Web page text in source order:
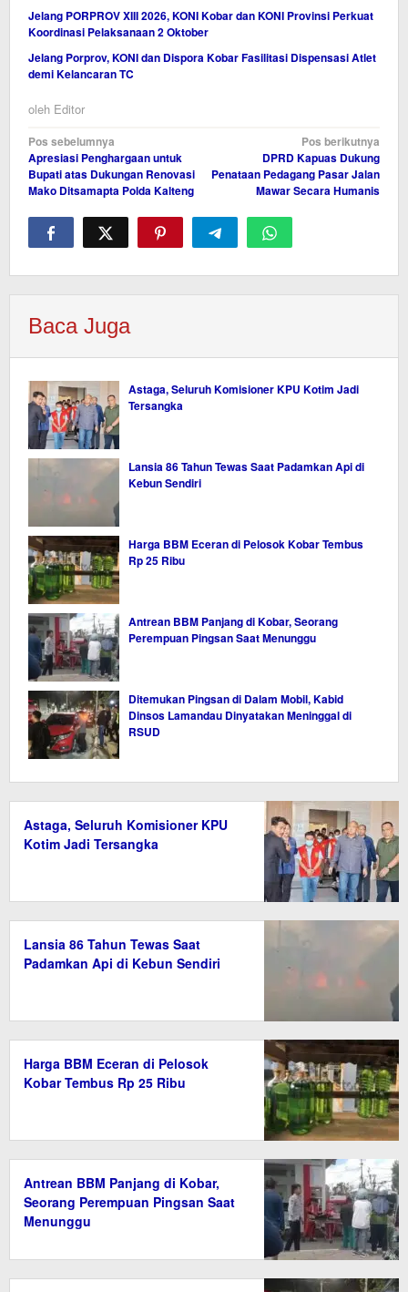
Jelang PORPROV XIII 2026, KONI Kobar dan KONI Provinsi Perkuat
Koordinasi Pelaksanaan 2 Oktober
Jelang Porprov, KONI dan Dispora Kobar Fasilitasi Dispensasi Atlet
demi Kelancaran TC
oleh Editor
Navigasi
pos
Pos sebelumnya
Apresiasi Penghargaan untuk
Bupati atas Dukungan Renovasi
Mako Ditsamapta Polda Kalteng
Pos berikutnya
DPRD Kapuas Dukung
Penataan Pedagang Pasar Jalan
Mawar Secara Humanis
Baca Juga
Astaga, Seluruh Komisioner KPU Kotim Jadi
Tersangka
Lansia 86 Tahun Tewas Saat Padamkan Api di
Kebun Sendiri
Harga BBM Eceran di Pelosok Kobar Tembus
Rp 25 Ribu
Antrean BBM Panjang di Kobar, Seorang
Perempuan Pingsan Saat Menunggu
Ditemukan Pingsan di Dalam Mobil, Kabid
Dinsos Lamandau Dinyatakan Meninggal di
RSUD
Astaga, Seluruh Komisioner KPU
Kotim Jadi Tersangka
Lansia 86 Tahun Tewas Saat
Padamkan Api di Kebun Sendiri
Harga BBM Eceran di Pelosok
Kobar Tembus Rp 25 Ribu
Antrean BBM Panjang di Kobar,
Seorang Perempuan Pingsan Saat
Menunggu